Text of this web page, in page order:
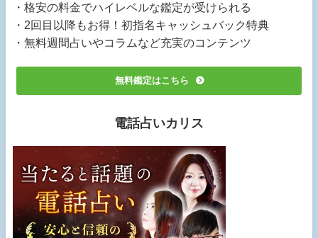
・格安の料金でハイレベルな鑑定が受けられる
・2回目以降もお得！初指名キャッシュバック特典
・無料週間占いやコラムなど充実のコンテンツ
無料鑑定はこちら
電話占いカリス